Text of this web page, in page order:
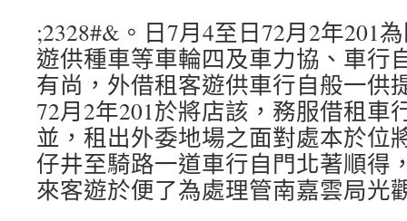
;2328#&。日7月4至日72月2年201
遊供種車等車輪四及車力協、車行
有尚，外借租客遊供車行自般一供
72月2年201於將店該，務服借租車
並，租出外委地場之面對處本於位
仔井至騎路一道車行自門北著順得
來客遊於便了為處理管南嘉雲局光